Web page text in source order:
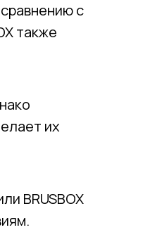
с
также
их
BRUSBOX